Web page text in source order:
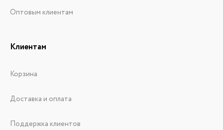
Оптовым клиентам
Клиентам
Корзина
Доставка и оплата
Поддержка клиентов